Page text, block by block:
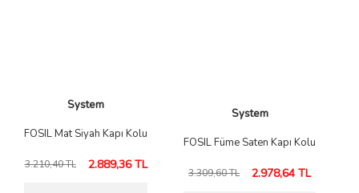
System
FOSIL Mat Siyah Kapı Kolu
3.210,40 TL 2.889,36 TL
System
FOSIL Füme Saten Kapı Kolu
3.309,60 TL 2.978,64 TL